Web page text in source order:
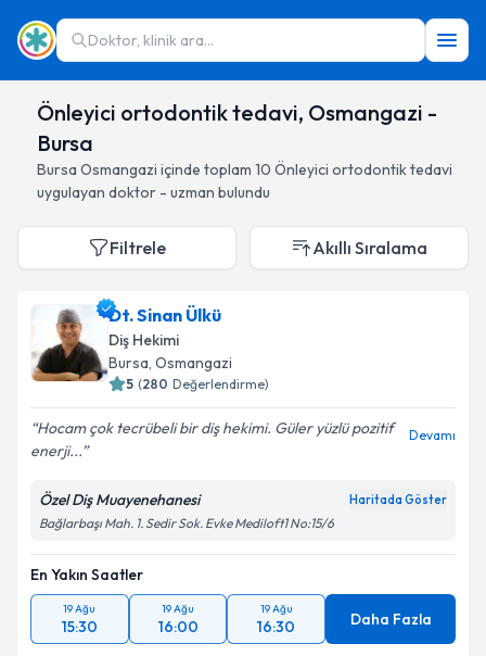
Doktor, klinik ara...
Önleyici ortodontik tedavi, Osmangazi -
Bursa
Bursa Osmangazi içinde toplam 10 Önleyici ortodontik tedavi
uygulayan doktor - uzman bulundu
Filtrele Akıllı Sıralama
Dt. Sinan Ülkü
Diş Hekimi
Bursa, Osmangazi
5 (280 Değerlendirme)
Hocam çok tecrübeli bir diş hekimi. Güler yüzlü pozitif
enerji...
Devamı
Özel Diş Muayenehanesi Haritada Göster
Bağlarbaşı Mah. 1. Sedir Sok. Evke Mediloft1 No:15/6
En Yakın Saatler
19 Ağu
15:30
19 Ağu
16:00
19 Ağu
16:30 Daha Fazla